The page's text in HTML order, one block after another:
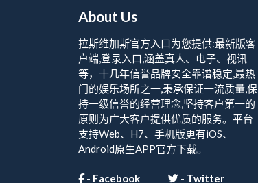
About Us
拉斯维加斯官方入口为您提供:最新版客
户端,登录入口,涵盖真人、电子、视讯
等，十几年信誉品牌安全靠谱稳定,最热
门的娱乐场所之一,秉承保证一流质量,保
持一级信誉的经营理念,坚持客户第一的
原则为广大客户提供优质的服务。平台
支持Web、H7、手机版更有iOS、
Android原生APP官方下载。
- Facebook - Twitter